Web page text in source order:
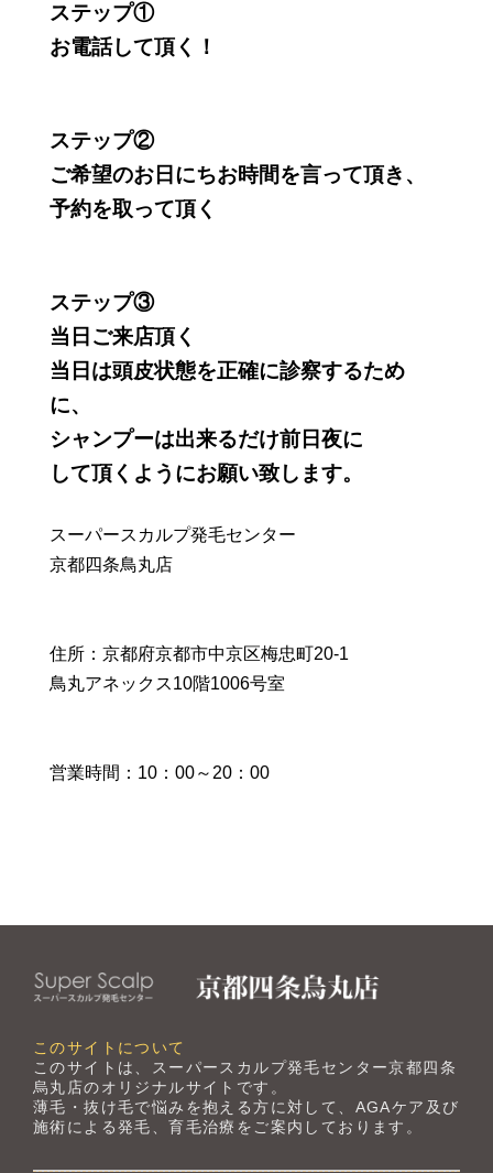
ステップ①
お電話して頂く！
ステップ②
ご希望のお日にちお時間を言って頂き、
予約を取って頂く
ステップ③
当日ご来店頂く
当日は頭皮状態を正確に診察するため
に、
シャンプーは出来るだけ前日夜に
して頂くようにお願い致します。
スーパースカルプ発毛センター
京都四条鳥丸店
住所：京都府京都市中京区梅忠町20-1
鳥丸アネックス10階1006号室
営業時間：10：00～20：00
このサイトについて
このサイトは、スーパースカルプ発毛センター京都四条
烏丸店のオリジナルサイトです。
薄毛・抜け毛で悩みを抱える方に対して、AGAケア及び
施術による発毛、育毛治療をご案内しております。